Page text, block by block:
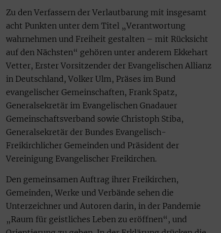
Zu den Verfassern der Verlautbarung mit insgesamt
acht Punkten unter dem Titel „Verantwortung
wahrnehmen und Freiheit gestalten – mit Rücksicht
auf den Nächsten“ gehören unter anderem Ekkehart
Vetter, Erster Vorsitzender der Evangelischen Allianz
in Deutschland, Volker Ulm, Präses im Bund
evangelischer Gemeinschaften, Frank Spatz,
Generalsekretär im Evangelischen Gnadauer
Gemeinschaftsverband sowie Christoph Stiba,
Generalsekretär der Bundes Evangelisch-
Freikirchlicher Gemeinden und Präsident der
Vereinigung Evangelischer Freikirchen.
Den gemeinsamen Auftrag ihrer Freikirchen,
Gemeinden, Werke und Verbände sehen die
Unterzeichner und Autoren darin, in der Pandemie
„Raum für geistliches Leben zu eröffnen“, und